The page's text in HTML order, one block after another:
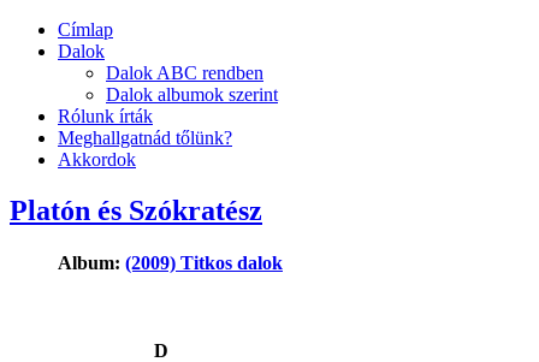
Címlap
Dalok
Dalok ABC rendben
Dalok albumok szerint
Rólunk írták
Meghallgatnád tőlünk?
Akkordok
Platón és Szókratész
Album: (2009) Titkos dalok
D